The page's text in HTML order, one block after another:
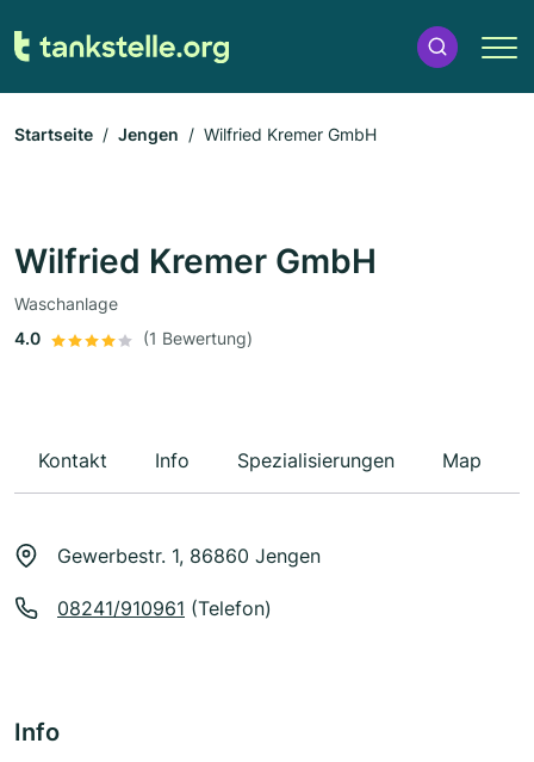
Startseite Jengen Wilfried Kremer GmbH
Wilfried Kremer GmbH
Waschanlage
4.0
(1 Bewertung)
Kontakt Info Spezialisierungen Map
Gewerbestr. 1, 86860 Jengen
08241/910961 (Telefon)
Info